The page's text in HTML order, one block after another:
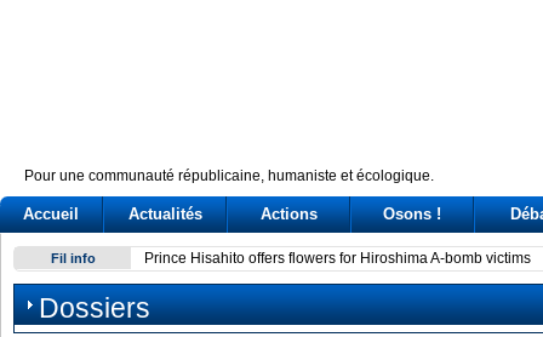
Pour une communauté républicaine, humaniste et écologique.
Accueil Actualités Actions Osons !
Fil info Prince Hisahito offers flowers for Hiroshima A-bomb victims
Dossiers